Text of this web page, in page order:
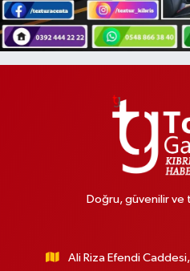
Doğru, güvenilir ve
Ali Riza Efendi